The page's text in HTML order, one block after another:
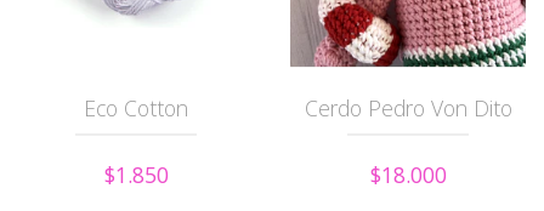
Eco Cotton
$1.850
Cerdo Pedro Von Dito
$18.000